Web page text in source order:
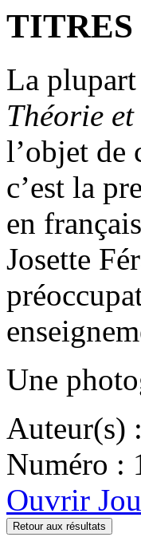
TITRES
La plupart
Théorie
l’objet de
c’est la
en
Josette
Une
Auteur(s) :
Numéro :
Ouvrir
Retour aux résultats